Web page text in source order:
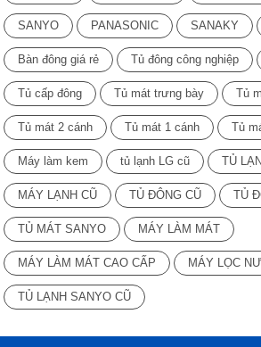
SANYO PANASONIC SANAKY
Bàn đông giá rẻ Tủ đông công nghiệp
Tủ cấp đông Tủ mát trưng bày Tủ
Tủ mát 2 cánh Tủ mát 1 cánh Tủ
Máy làm kem tủ lạnh LG cũ TỦ
MÁY LẠNH CŨ TỦ ĐÔNG CŨ TỦ
TỦ MÁT SANYO MÁY LÀM MÁT
MÁY LÀM MÁT CAO CẤP MÁY LỌC
TỦ LẠNH SANYO CŨ